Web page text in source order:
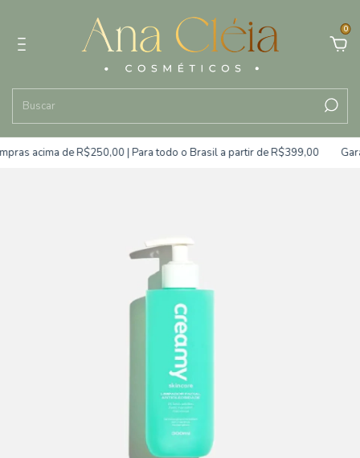
0
acima de R$250,00 | Para todo o Brasil a partir de R$399,00 Garanta